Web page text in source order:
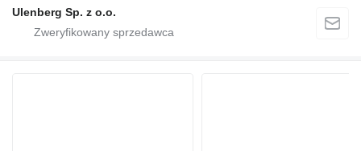
Ulenberg Sp. z o.o.